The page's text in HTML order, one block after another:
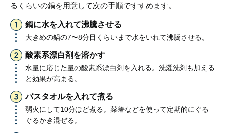
るくらいの鍋を用意して次の手順ですすめます。
鍋に水を入れて沸騰させる
大きめの鍋の7〜8分目くらいまで水をいれて沸騰させる。
酸素系漂白剤を溶かす
水量に応じた量の酸素系漂白剤を入れる。洗濯洗剤も加える
と効果が高まる。
バスタオルを入れて煮る
弱火にして10分ほど煮る。菜箸などを使って定期的にぐる
ぐるかき混ぜる。